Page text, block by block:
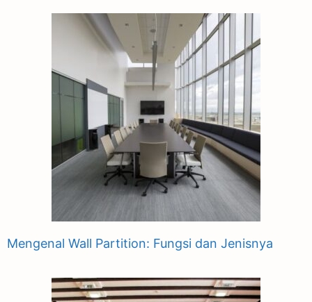
Mengenal Wall Partition: Fungsi dan Jenisnya